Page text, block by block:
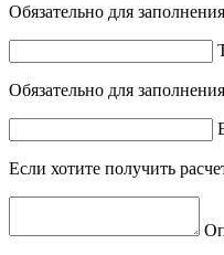
Обязательно для заполнения
Обязательно для заполнения
Если хотите получить